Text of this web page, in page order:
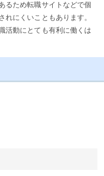
るため転職サイトなどで個
れにくいこともあります。
活動にとても有利に働くは